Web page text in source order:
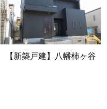
【新築戸建】八幡柿ヶ谷